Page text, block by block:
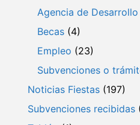
Agencia de
Becas (4)
Empleo (23)
Subvenciones o
Noticias Fiestas (197)
Subvenciones recibidas